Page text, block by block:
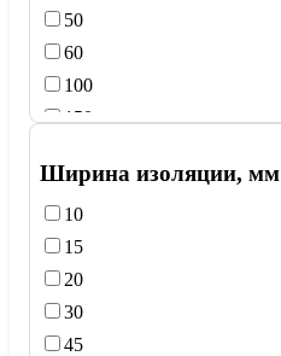
50
60
100
150
Ширина изоляции, мм
10
15
20
30
45